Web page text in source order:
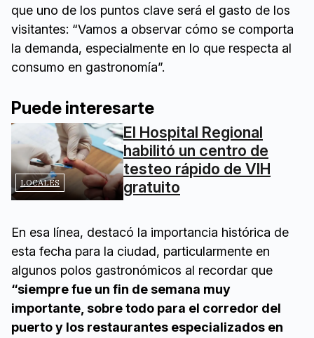
que uno de los puntos clave será el gasto de los
visitantes: “Vamos a observar cómo se comporta
la demanda, especialmente en lo que respecta al
consumo en gastronomía”.
Puede interesarte
LOCALES
El Hospital Regional
habilitó un centro de
testeo rápido de VIH
gratuito
En esa línea, destacó la importancia histórica de
esta fecha para la ciudad, particularmente en
algunos polos gastronómicos al recordar que
“siempre fue un fin de semana muy
importante, sobre todo para el corredor del
puerto y los restaurantes especializados en